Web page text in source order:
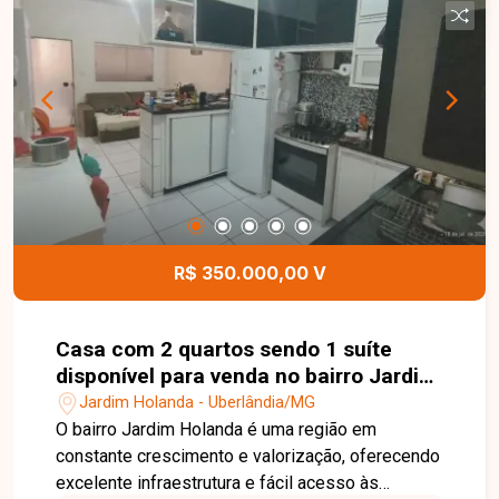
churrasqueira, pia e piscina aquecida com
hidromassagem, ideal para momentos de lazer e
confraternização. O imóvel conta ainda com
torneiras e chuveiros com aquecimento,
acabamento moderno e 04 vagas de garagem,
sendo 02 cobertas e 02 descobertas,
proporcionando conforto, sofisticação e
funcionalidade. Entre em contato para mais
informações e agende uma visita para conhecer
esta excelente oportunidade.
R$ 350.000,00 V
Casa com 2 quartos sendo 1 suíte
disponível para venda no bairro Jardim
Holanda em Uberlândia-MG
Jardim Holanda - Uberlândia/MG
O bairro Jardim Holanda é uma região em
constante crescimento e valorização, oferecendo
excelente infraestrutura e fácil acesso às